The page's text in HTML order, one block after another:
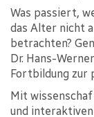
Was passiert,
das Alter nicht
betrachten?
Dr. Hans-
Fortbildung zur
Mit
und